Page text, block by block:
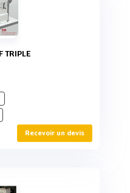
Recevoir un devis